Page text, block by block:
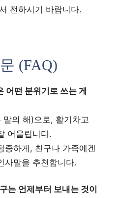
전하시기 바랍니다.
(FAQ)
어떤 분위기로 쓰는 게
의 해)으로, 활기차고
어울립니다.
중하게, 친구나 가족에겐
사말을 추천합니다.
는 언제부터 보내는 것이